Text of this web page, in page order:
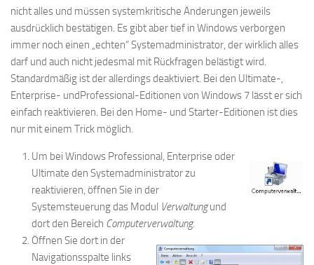
nicht alles und müssen systemkritische Änderungen jeweils
ausdrücklich bestätigen. Es gibt aber tief in Windows verborgen
immer noch einen „echten“ Systemadministrator, der wirklich alles
darf und auch nicht jedesmal mit Rückfragen belästigt wird.
Standardmäßig ist der allerdings deaktiviert. Bei den Ultimate-,
Enterprise- undProfessional-Editionen von Windows 7 lässt er sich
einfach reaktivieren. Bei den Home- und Starter-Editionen ist dies
nur mit einem Trick möglich.
Um bei Windows Professional, Enterprise oder
Ultimate den Systemadministrator zu
reaktivieren, öffnen Sie in der
Systemsteuerung das Modul Verwaltungund
dort den Bereich Computerverwaltung.
Öffnen Sie dort in der
Navigationsspalte links